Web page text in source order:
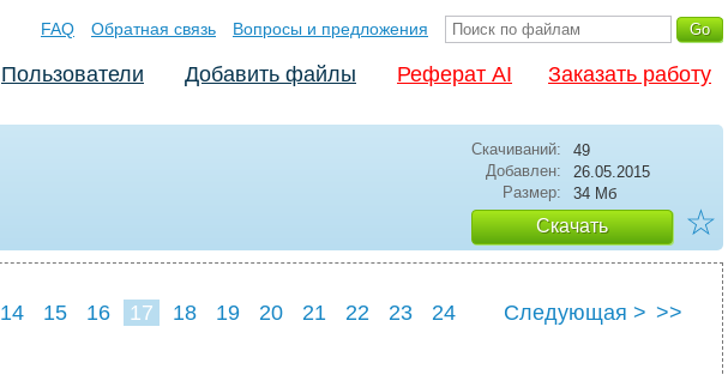
FAQ Обратная связь Вопросы и предложения
Пользователи Добавить файлы Реферат AI Заказать работу
Скачиваний:
49
Добавлен:
26.05.2015
Размер:
34 Мб
Скачать ☆
14 15 16 17 18 19 20 21 22 23
24
Следующая > >>